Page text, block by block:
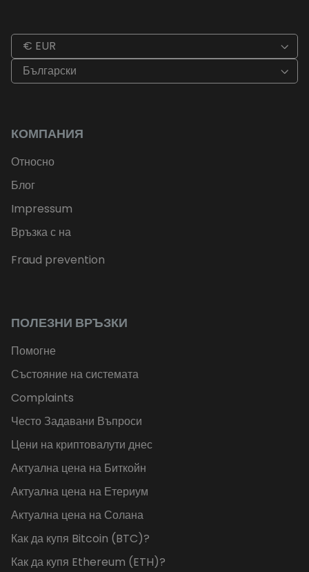
€ EUR
Български
КОМПАНИЯ
Относно
Блог
Impressum
Връзка с на
Fraud prevention
ПОЛЕЗНИ ВРЪЗКИ
Помогне
Състояние на системата
Complaints
Често Задавани Въпроси
Цени на криптовалути днес
Актуална цена на Биткойн
Актуална цена на Етериум
Актуална цена на Солана
Как да купя Bitcoin (BTC)?
Как да купя Ethereum (ETH)?